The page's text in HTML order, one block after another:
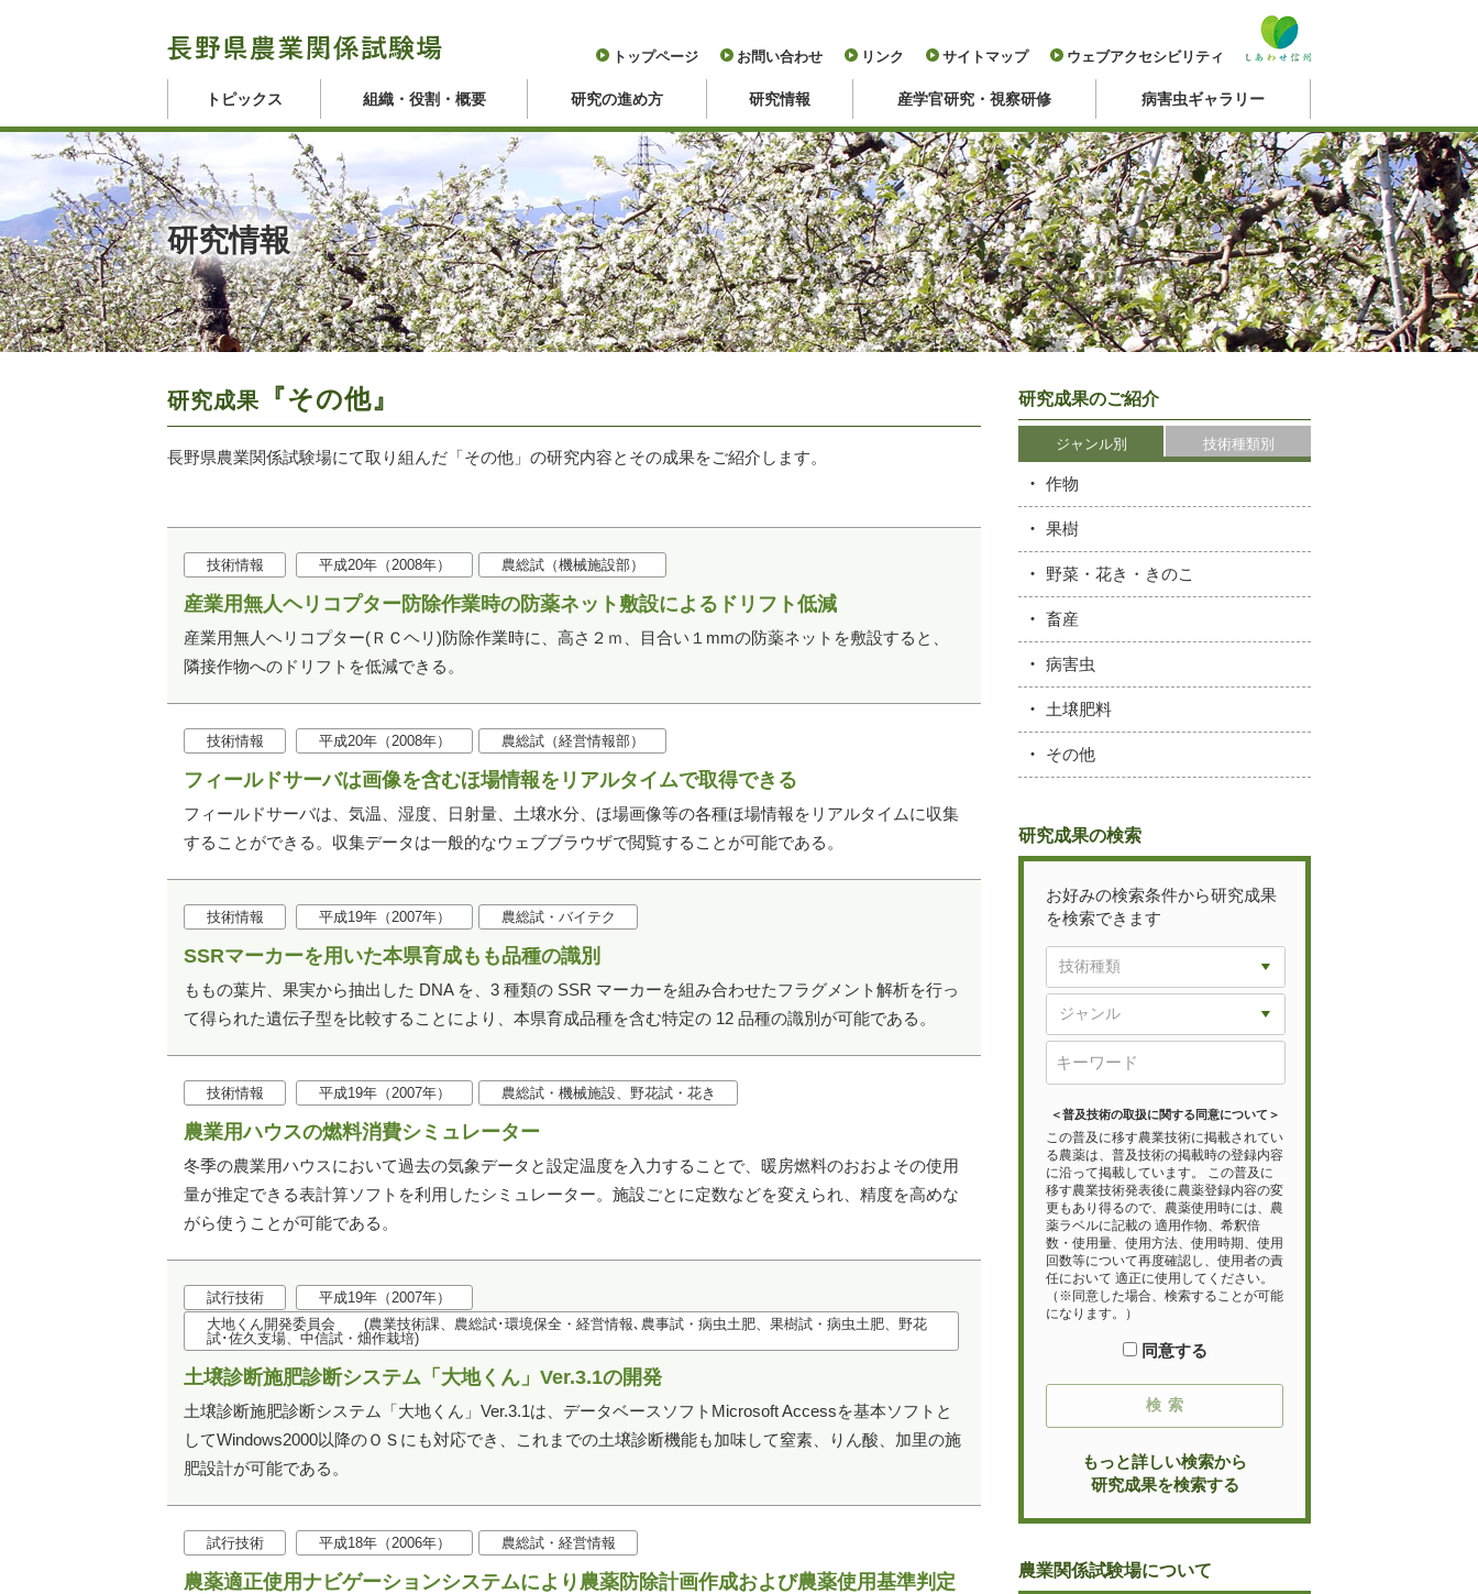
トップページ お問い合わせ リンク サイトマップ ウェブアクセシビリティ
トピックス 組織・役割・概要 研究の進め方 研究情報 産学官研究・視察研修 病害虫ギャラリー
研究情報
研究成果 『その他』
長野県農業関係試験場にて取り組んだ「その他」の研究内容とその成果をご紹介します。
技術情報 平成20年（2008年） 農総試（機械施設部）
産業用無人ヘリコプター防除作業時の防薬ネット敷設によるドリフト低減
産業用無人ヘリコプター(ＲＣヘリ)防除作業時に、高さ２ｍ、目合い１mmの防薬ネットを敷設すると、
隣接作物へのドリフトを低減できる。
技術情報 平成20年（2008年） 農総試（経営情報部）
フィールドサーバは画像を含むほ場情報をリアルタイムで取得できる
フィールドサーバは、気温、湿度、日射量、土壌水分、ほ場画像等の各種ほ場情報をリアルタイムに収集
することができる。収集データは一般的なウェブブラウザで閲覧することが可能である。
技術情報 平成19年（2007年） 農総試・バイテク
SSRマーカーを用いた本県育成もも品種の識別
ももの葉片、果実から抽出した DNA を、3 種類の SSR マーカーを組み合わせたフラグメント解析を行っ
て得られた遺伝子型を比較することにより、本県育成品種を含む特定の 12 品種の識別が可能である。
技術情報 平成19年（2007年） 農総試・機械施設、野花試・花き
農業用ハウスの燃料消費シミュレーター
冬季の農業用ハウスにおいて過去の気象データと設定温度を入力することで、暖房燃料のおおよその使用
量が推定できる表計算ソフトを利用したシミュレーター。施設ごとに定数などを変えられ、精度を高めな
がら使うことが可能である。
試行技術
平成19年（2007年）
大地くん開発委員会 (農業技術課、農総試･環境保全・経営情報､農事試・病虫土肥、果樹試・病虫土肥、野花
試･佐久支場、中信試・畑作栽培)
土壌診断施肥診断システム「大地くん」Ver.3.1の開発
土壌診断施肥診断システム「大地くん」Ver.3.1は、データベースソフトMicrosoft Accessを基本ソフトと
してWindows2000以降のＯＳにも対応でき、これまでの土壌診断機能も加味して窒素、りん酸、加里の施
肥設計が可能である。
試行技術 平成18年（2006年） 農総試・経営情報
農薬適正使用ナビゲーションシステムにより農薬防除計画作成および農薬使用基準判定
研究成果のご紹介
ジャンル別 技術種類別
作物
果樹
野菜・花き・きのこ
畜産
病害虫
土壌肥料
その他
研究成果の検索
お好みの検索条件から研究成果
を検索できます
＜普及技術の取扱に関する同意について＞
この普及に移す農業技術に掲載されてい
る農薬は、普及技術の掲載時の登録内容
に沿って掲載しています。 この普及に
移す農業技術発表後に農薬登録内容の変
更もあり得るので、農薬使用時には、農
薬ラベルに記載の 適用作物、希釈倍
数・使用量、使用方法、使用時期、使用
回数等について再度確認し、使用者の責
任において 適正に使用してください。
（※同意した場合、検索することが可能
になります。）
同意する
もっと詳しい検索から
研究成果を検索する
農業関係試験場について